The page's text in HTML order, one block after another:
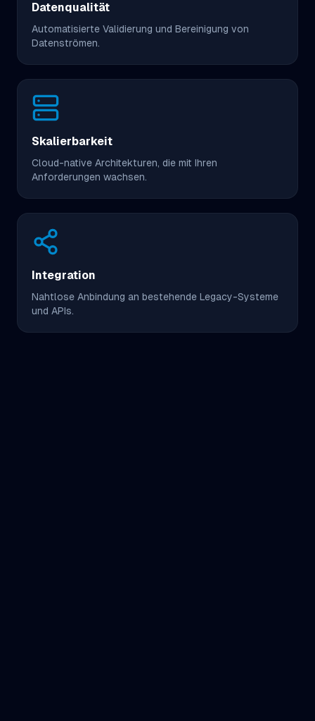
Datenqualität
Automatisierte Validierung und Bereinigung von
Datenströmen.
Skalierbarkeit
Cloud-native Architekturen, die mit Ihren
Anforderungen wachsen.
Integration
Nahtlose Anbindung an bestehende Legacy-Systeme
und APIs.